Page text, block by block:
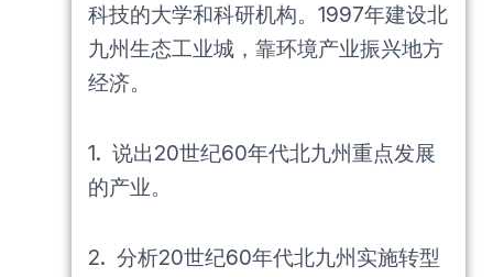
科技的大学和科研机构。1997年建设北
九州生态工业城，靠环境产业振兴地方
经济。
1. 说出20世纪60年代北九州重点发展
的产业。
2. 分析20世纪60年代北九州实施转型